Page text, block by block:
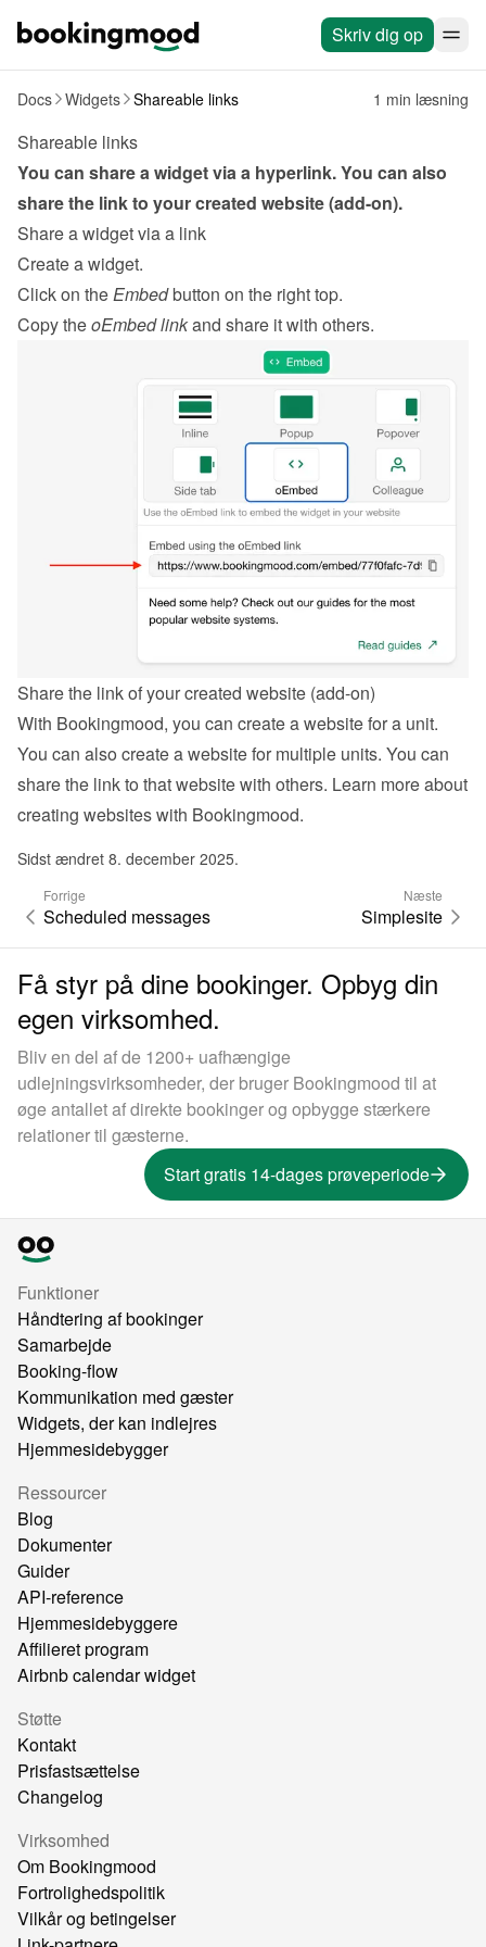
Skriv dig op
Docs Widgets Shareable links 1 min læsning
Shareable links
You can share a widget via a hyperlink. You can also
share the link to your created website (add-on).
Share a widget via a link
Create a widget.
Click on the Embed button on the right top.
Copy the oEmbed link and share it with others.
Share the link of your created website (add-on)
With Bookingmood, you can create a website for a unit.
You can also create a website for multiple units. You can
creating websites with Bookingmood.
Sidst ændret 8. december 2025.
Forrige
Scheduled messages
Næste
Simplesite
Få styr på dine bookinger. Opbyg din
egen virksomhed.
Bliv en del af de 1200+ uafhængige
udlejningsvirksomheder, der bruger Bookingmood til at
øge antallet af direkte bookinger og opbygge stærkere
relationer til gæsterne.
Start gratis 14-dages prøveperiode
Funktioner
Håndtering af bookinger
Samarbejde
Booking-flow
Kommunikation med gæster
Widgets, der kan indlejres
Hjemmesidebygger
Ressourcer
Blog
Dokumenter
Guider
API-reference
Hjemmesidebyggere
Affilieret program
Airbnb calendar widget
Støtte
Kontakt
Prisfastsættelse
Changelog
Virksomhed
Om Bookingmood
Fortrolighedspolitik
Vilkår og betingelser